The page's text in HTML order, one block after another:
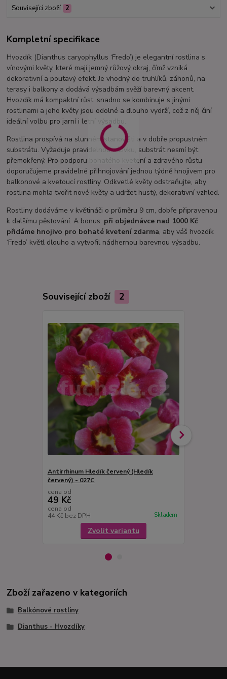
Související zboží 2
Kompletní specifikace
Hvozdík (Dianthus caryophyllus ‘Fredo’) je elegantní rostlina s
vínovými květy, které mají jemný růžový okraj, čímž vzniká
dekorativní a poutavý efekt. Je vhodný do truhlíků, záhonů, na
terasy i balkony a dodává výsadbám svěží barevný akcent.
Hvozdík má kompaktní růst, snadno se kombinuje s jinými
rostlinami a jeho květy jsou odolné a dlouho vydrží, což z něj činí
ideální volbu pro jarní i letní výsadbu.
Rostlina prospívá na slunném stanovišti a v dobře propustném
substrátu. Vyžaduje pravidelnou zálivku, substrát nesmí být
přemokřený. Pro podporu bohatého kvetení a zdravého růstu
doporučujeme pravidelné přihnojování jednou týdně hnojivem pro
balkonové a kvetoucí rostliny. Odkvetlé květy odstraňujte, aby
rostlina mohla tvořit nové květy a udržet hustý, dekorativní vzhled.
Rostliny dodáváme v květináči o průměru 9 cm, dobře připravenou
k dalšímu pěstování. A bonus: při objednávce nad 1000 Kč
přidáme hnojivo pro bohaté kvetení zdarma, aby váš hvozdík
‘Fredo’ květl dlouho a vytvořil nádhernou barevnou výsadbu.
Související zboží 2
Antirrhinum Hledík červený (Hledík
červený) - 027C
cena od
49 Kč
cena od
44 Kč bez DPH Skladem
Zvolit variantu
Zboží zařazeno v kategoriích
Balkónové rostliny
Dianthus - Hvozdíky